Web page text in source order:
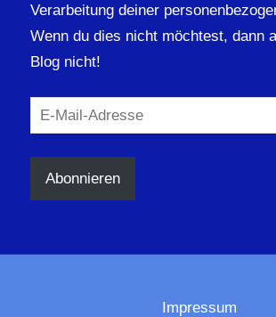
Verarbeitung deiner
Wenn du dies nicht möchtest, dann
Blog nicht!
E-
Mail-
Adresse
Abonnieren
Impressum